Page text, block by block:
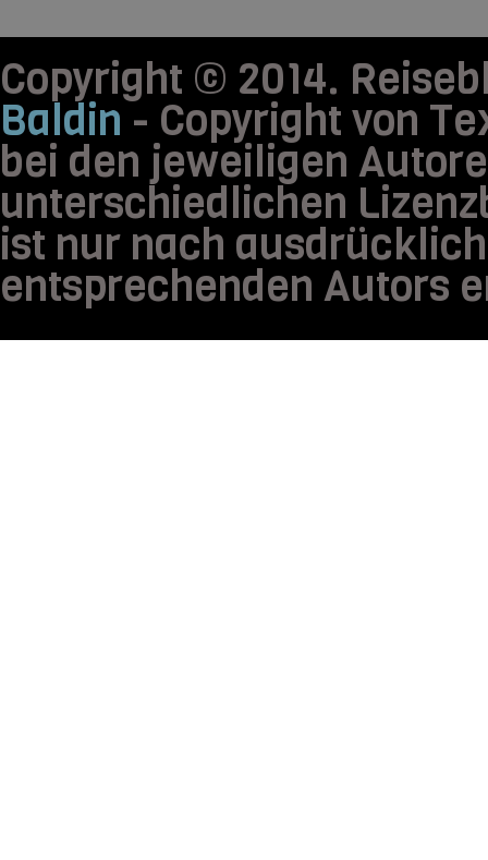
Copyright © 2014.
Baldin- Copyright von
bei den jeweiligen
unterschiedlichen
ist nur nach
entsprechenden Autors